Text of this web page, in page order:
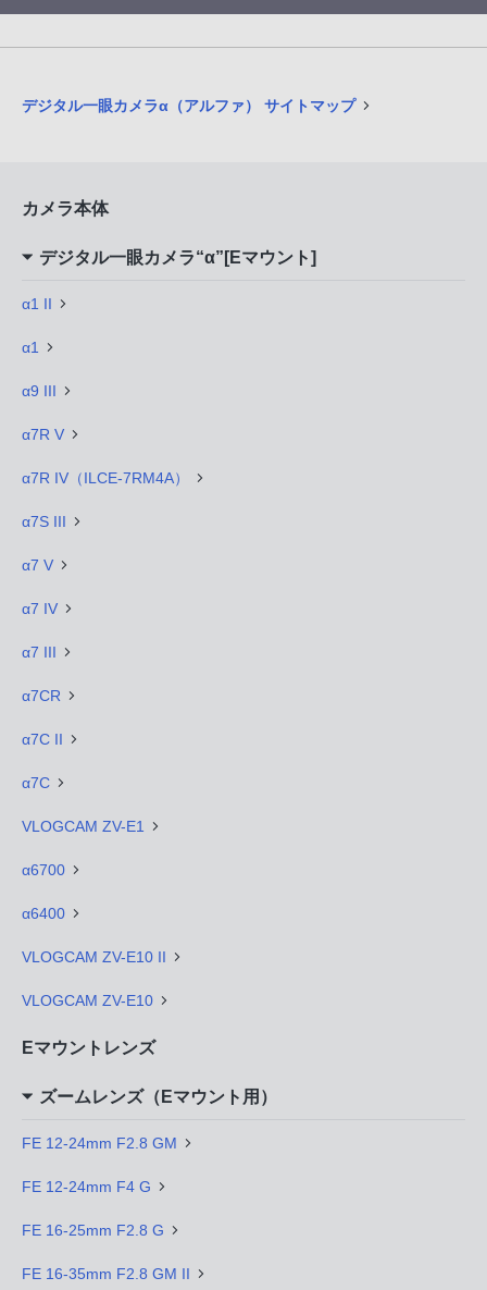
デジタル一眼カメラα（アルファ） サイトマップ
カメラ本体
デジタル一眼カメラ“α”[Eマウント]
α1 II
α1
α9 III
α7R V
α7R IV（ILCE-7RM4A）
α7S III
α7 V
α7 IV
α7 III
α7CR
α7C II
α7C
VLOGCAM ZV-E1
α6700
α6400
VLOGCAM ZV-E10 II
VLOGCAM ZV-E10
Eマウントレンズ
ズームレンズ（Eマウント用）
FE 12-24mm F2.8 GM
FE 12-24mm F4 G
FE 16-25mm F2.8 G
FE 16-35mm F2.8 GM II